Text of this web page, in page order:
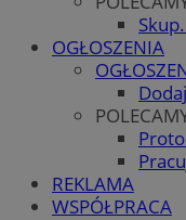
OGŁOSZENIA
REKLAMA
WSPÓŁPRACA